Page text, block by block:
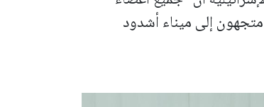
إلى ميناء أشدود